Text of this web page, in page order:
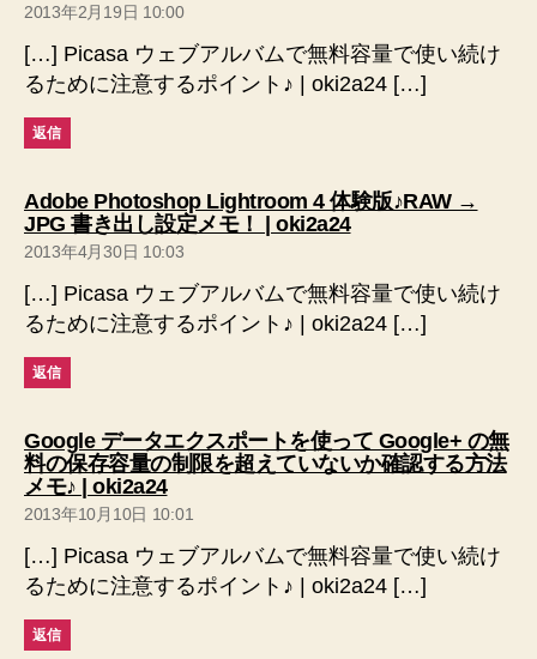
2013年2月19日 10:00
[…] Picasa ウェブアルバムで無料容量で使い続け
るために注意するポイント♪ | oki2a24 […]
返信
Adobe Photoshop Lightroom 4 体験版♪RAW →
JPG 書き出し設定メモ！ | oki2a24の
2013年4月30日 10:03
[…] Picasa ウェブアルバムで無料容量で使い続け
るために注意するポイント♪ | oki2a24 […]
返信
Google データエクスポートを使って Google+ の無
料の保存容量の制限を超えていないか確認する方法
メモ♪ | oki2a24の
発
2013年10月10日 10:01
[…] Picasa ウェブアルバムで無料容量で使い続け
るために注意するポイント♪ | oki2a24 […]
返信